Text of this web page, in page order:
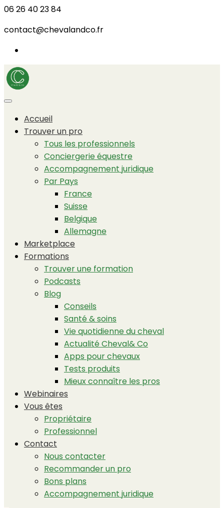
06 26 40 23 84
contact@chevalandco.fr
Accueil
Trouver un pro
Tous les professionnels
Conciergerie équestre
Accompagnement juridique
Par Pays
France
Suisse
Belgique
Allemagne
Marketplace
Formations
Trouver une formation
Podcasts
Blog
Conseils
Santé & soins
Vie quotidienne du cheval
Actualité Cheval& Co
Apps pour chevaux
Tests produits
Mieux connaître les pros
Webinaires
Vous êtes
Propriétaire
Professionnel
Contact
Nous contacter
Recommander un pro
Bons plans
Accompagnement juridique